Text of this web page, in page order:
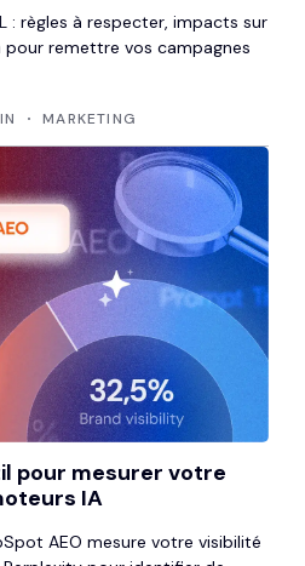
: règles à respecter, impacts sur
remettre vos campagnes
MARKETING
pour mesurer votre
IA
AEO mesure votre visibilité